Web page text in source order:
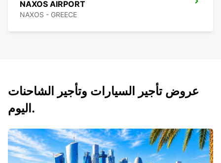
NAXOS AIRPORT
NAXOS - GREECE
عروض تأجير السيارات وتأجير الشاحنات
اليوم.